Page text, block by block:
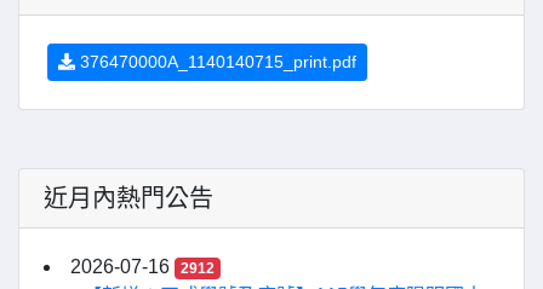
376470000A_1140140715_print.pdf
近月內熱門公告
2026-07-16 2912